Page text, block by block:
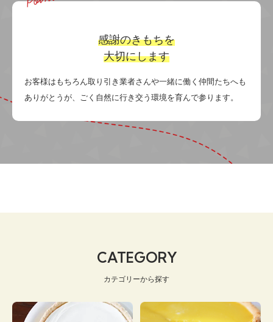
感謝のきもちを
大切にします
お客様はもちろん取り引き業者さんや一緒に働く仲間たちへも
ありがとうが、ごく自然に行き交う環境を育んで参ります。
CATEGORY
カテゴリーから探す